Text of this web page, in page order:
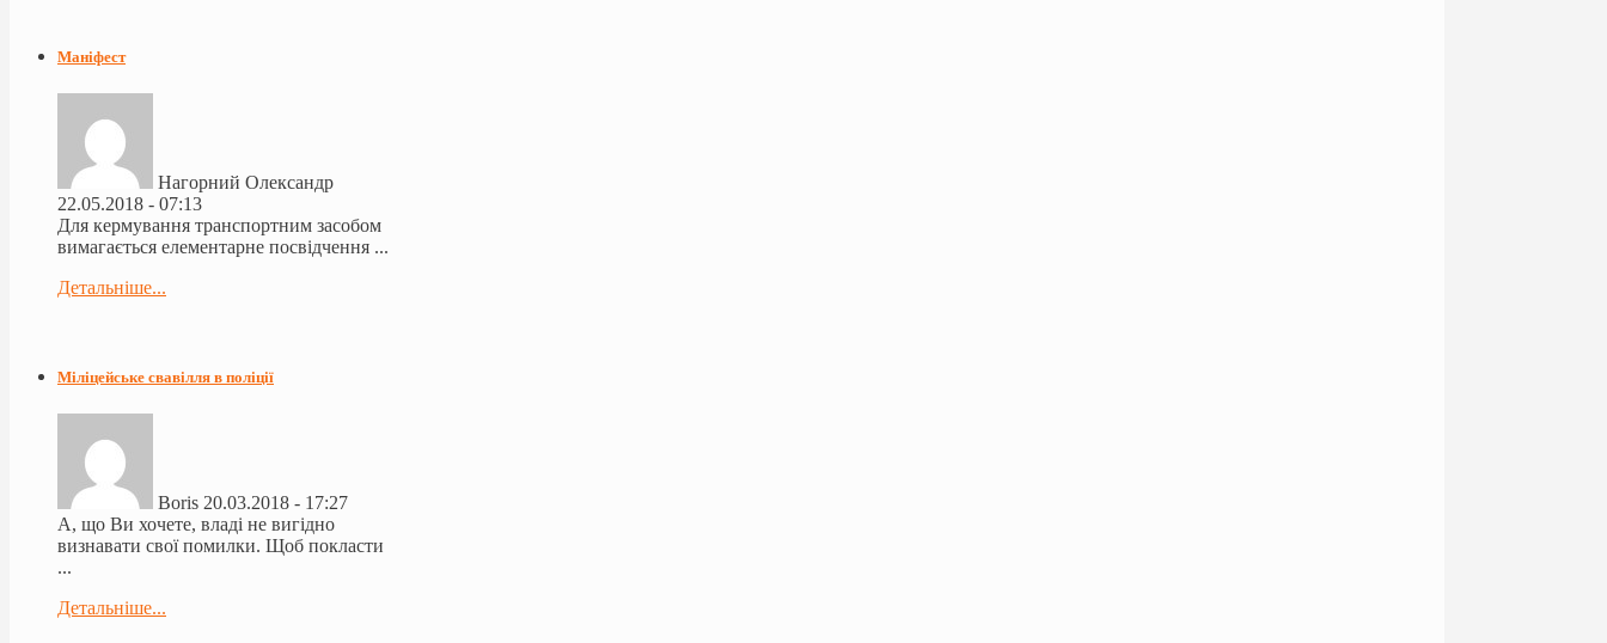
Маніфест
Нагорний Олександр
22.05.2018 - 07:13
Для кермування транспортним засобом
вимагається елементарне посвідчення ...
Детальніше...
Міліцейське свавілля в поліції
Boris 20.03.2018 - 17:27
А, що Ви хочете, владі не вигідно
визнавати свої помилки. Щоб покласти
...
Детальніше...